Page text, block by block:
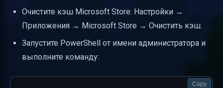
Очистите кэш Microsoft Store: Настройки →
Приложения → Microsoft Store → Очистить кэш.
Запустите PowerShell от имени администратора и
выполните команду:
Copy